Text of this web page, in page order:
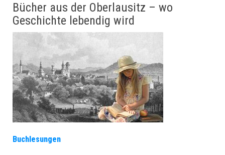
Bücher aus der Oberlausitz – wo
Geschichte lebendig wird
Buchlesungen